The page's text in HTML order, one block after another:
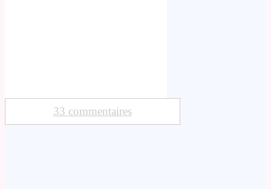
33 commentaires